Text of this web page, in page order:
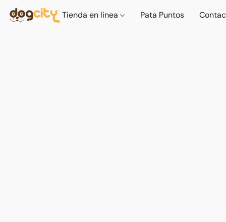
Tienda en linea Pata Puntos